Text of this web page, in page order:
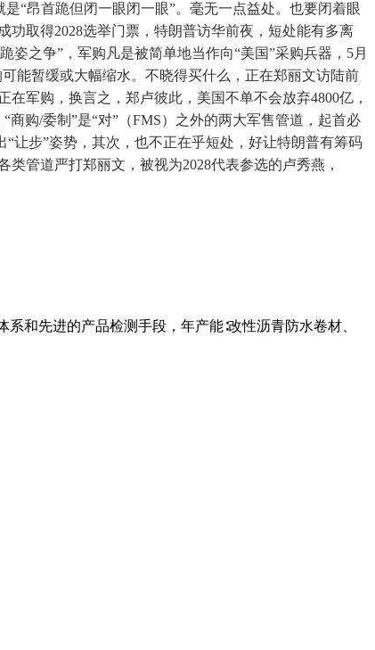
“昂首跪但闭一眼闭一眼”。毫无一点益处。也要闭着眼
取得2028选举门票，特朗普访华前夜，短处能有多离
之争”，军购凡是被简单地当作向“美国”采购兵器，5月
能暂缓或大幅缩水。不晓得买什么，正在郑丽文访陆前
军购，换言之，郑卢彼此，美国不单不会放弃4800亿，
购/委制”是“对”（FMS）之外的两大军售管道，起首必
让步”姿势，其次，也不正在乎短处，好让特朗普有筹码
管道严打郑丽文，被视为2028代表参选的卢秀燕，
和先进的产品检测手段，年产能∶改性沥青防水卷材、